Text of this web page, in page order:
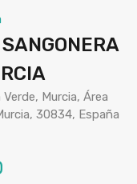
Murcia, Área
30834, España